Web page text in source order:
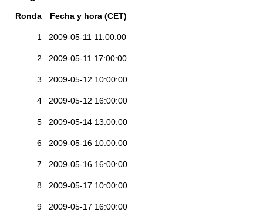
Ronda Fecha y hora (CET)
1 2009-05-11 11:00:00
2 2009-05-11 17:00:00
3 2009-05-12 10:00:00
4 2009-05-12 16:00:00
5 2009-05-14 13:00:00
6 2009-05-16 10:00:00
7 2009-05-16 16:00:00
8 2009-05-17 10:00:00
9 2009-05-17 16:00:00